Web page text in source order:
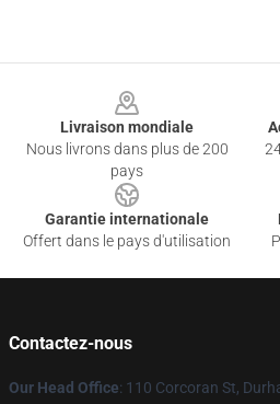
Livraison mondiale
Nous livrons dans plus de 200
pays
Garantie internationale
Offert dans le pays d'utilisation
Contactez-nous
Our Head Office: 110 Corcoran St,